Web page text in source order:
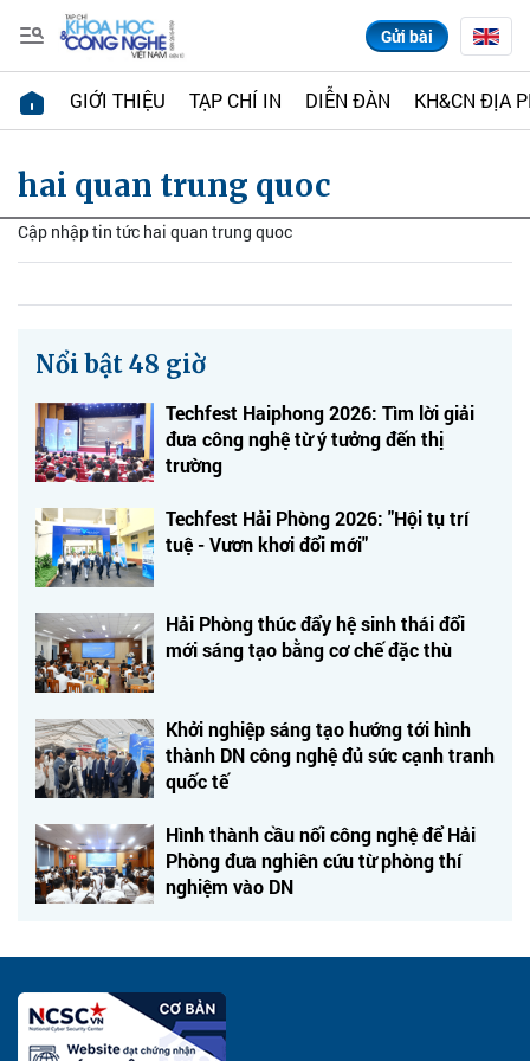
Gửi bài
GIỚI THIỆU TẠP CHÍ IN DIỄN ĐÀN KH&CN ĐỊA
hai quan trung quoc
Cập nhập tin tức hai quan trung quoc
Nổi bật 48 giờ
Techfest Haiphong 2026: Tìm lời giải
đưa công nghệ từ ý tưởng đến thị
trường
Techfest Hải Phòng 2026: "Hội tụ trí
tuệ - Vươn khơi đổi mới"
Hải Phòng thúc đẩy hệ sinh thái đổi
mới sáng tạo bằng cơ chế đặc thù
Khởi nghiệp sáng tạo hướng tới hình
thành DN công nghệ đủ sức cạnh tranh
quốc tế
Hình thành cầu nối công nghệ để Hải
Phòng đưa nghiên cứu từ phòng thí
nghiệm vào DN